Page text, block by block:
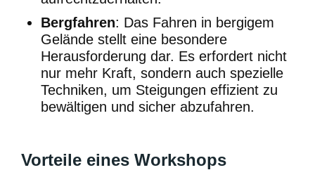
Bergfahren: Das Fahren in bergigem
Gelände stellt eine besondere
Herausforderung dar. Es erfordert nicht
nur mehr Kraft, sondern auch spezielle
Techniken, um Steigungen effizient zu
bewältigen und sicher abzufahren.
Vorteile eines Workshops